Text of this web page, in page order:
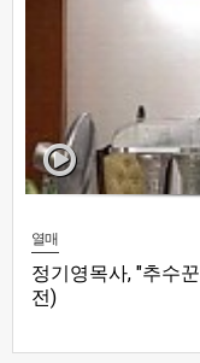
열매
정기영목사, "추수
전)